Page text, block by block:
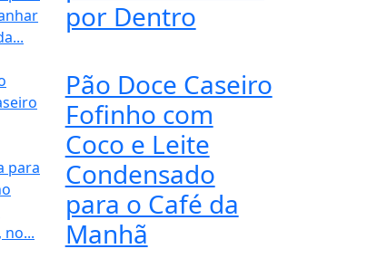
por Dentro
Pão Doce Caseiro
Fofinho com
Coco e Leite
Condensado
para o Café da
Manhã